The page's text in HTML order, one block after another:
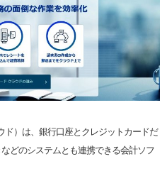
）は、銀行口座とクレジットカードだ
どのシステムとも連携できる会計ソフ